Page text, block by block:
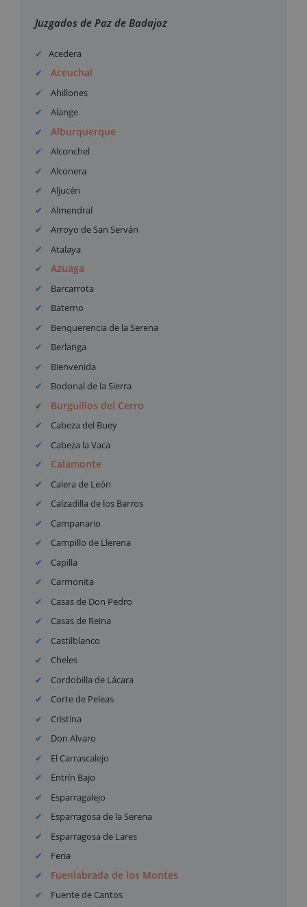
Juzgados de Paz de Badajoz
Acedera
Aceuchal
Ahillones
Alange
Alburquerque
Alconchel
Alconera
Aljucén
Almendral
Arroyo de San Serván
Atalaya
Azuaga
Barcarrota
Baterno
Benquerencia de la Serena
Berlanga
Bienvenida
Bodonal de la Sierra
Burguillos del Cerro
Cabeza del Buey
Cabeza la Vaca
Calamonte
Calera de León
Calzadilla de los Barros
Campanario
Campillo de Llerena
Capilla
Carmonita
Casas de Don Pedro
Casas de Reina
Castilblanco
Cheles
Cordobilla de Lácara
Corte de Peleas
Cristina
Don Alvaro
El Carrascalejo
Entrín Bajo
Esparragalejo
Esparragosa de la Serena
Esparragosa de Lares
Feria
Fuenlabrada de los Montes
Fuente de Cantos